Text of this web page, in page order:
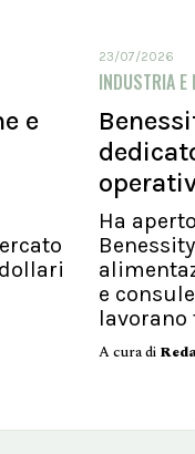
e
23/07/2026
INDUSTRIA E
Ha
e
lavorano
A cura di